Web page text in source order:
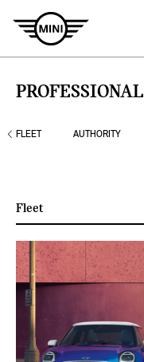
FLEET AUTHORITY
Fleet